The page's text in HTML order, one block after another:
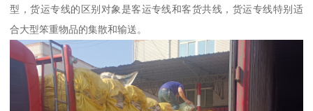
型，货运专线的区别对象是客运专线和客货共线，货运专线特别适
合大型笨重物品的集散和输送。